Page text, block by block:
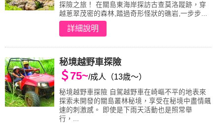
探險之旅！ 在關島東海岸探訪古查莫洛蹤跡，穿
越蔥翠茂密的森林,踏過奇形怪狀的礁岩,一步步...
詳細說明
秘境越野車探險
＄75~/成人（13歳～）
秘境越野車探險 自駕越野車在崎嶇不平的地表來
探索未開發的關島叢林秘境，享受在秘境中盡情飆
速的刺激感。 即使是下雨天活動也是照常舉
行，...